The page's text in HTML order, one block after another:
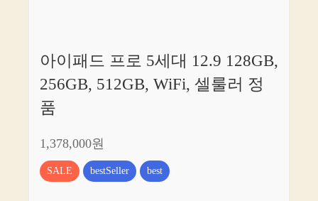
아이패드 프로 5세대 12.9 128GB,
256GB, 512GB, WiFi, 셀룰러 정
품
1,378,000원
SALE bestSeller best